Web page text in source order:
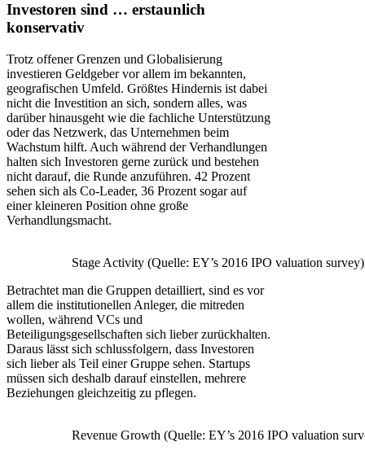
Investoren sind … erstaunlich
konservativ
Trotz offener Grenzen und Globalisierung
investieren Geldgeber vor allem im bekannten,
geografischen Umfeld. Größtes Hindernis ist dabei
nicht die Investition an sich, sondern alles, was
darüber hinausgeht wie die fachliche Unterstützung
oder das Netzwerk, das Unternehmen beim
Wachstum hilft. Auch während der Verhandlungen
halten sich Investoren gerne zurück und bestehen
nicht darauf, die Runde anzuführen. 42 Prozent
sehen sich als Co-Leader, 36 Prozent sogar auf
einer kleineren Position ohne große
Verhandlungsmacht.
Stage Activity (Quelle: EY’s 2016 IPO valuation survey)
Betrachtet man die Gruppen detailliert, sind es vor
allem die institutionellen Anleger, die mitreden
wollen, während VCs und
Beteiligungsgesellschaften sich lieber zurückhalten.
Daraus lässt sich schlussfolgern, dass Investoren
sich lieber als Teil einer Gruppe sehen. Startups
müssen sich deshalb darauf einstellen, mehrere
Beziehungen gleichzeitig zu pflegen.
Revenue Growth (Quelle: EY’s 2016 IPO valuation